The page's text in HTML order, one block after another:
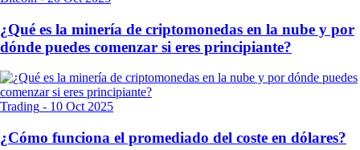
¿Qué es la minería de criptomonedas en la nube y por
dónde puedes comenzar si eres principiante?
Trading - 10 Oct 2025
¿Cómo funciona el promediado del coste en dólares?